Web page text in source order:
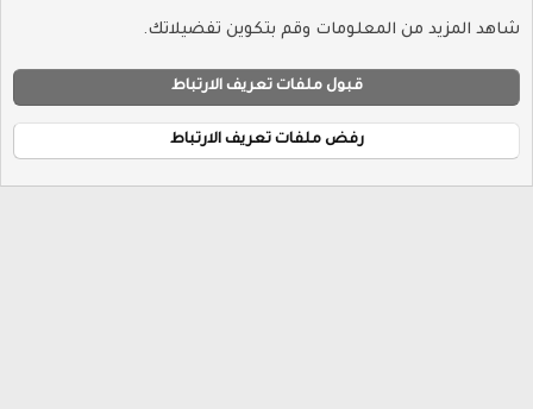
سياسة الخصوصية
الرئيسية
S
®
شاهد المزيد من المعلومات وقم بتكوين تفضيلاتك.
قبول ملفات تعريف الارتباط
رفض ملفات تعريف الارتباط